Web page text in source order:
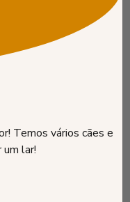
Temos vários cães e
lar!